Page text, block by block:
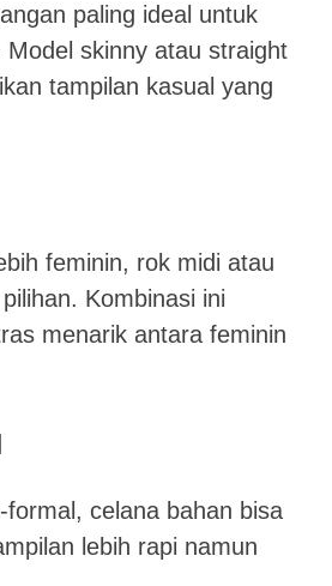
paling ideal untuk
skinny atau straight
tampilan kasual yang
feminin, rok midi atau
Kombinasi ini
menarik antara feminin
celana bahan bisa
lebih rapi namun